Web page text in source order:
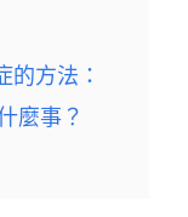
的方法：
麼事？